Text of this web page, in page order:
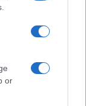
or
στον Τραμπ